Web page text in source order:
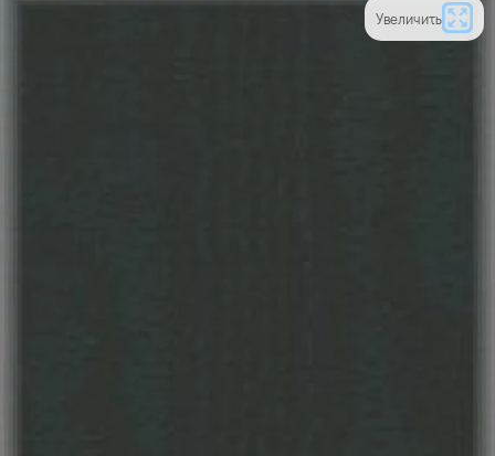
Увеличить